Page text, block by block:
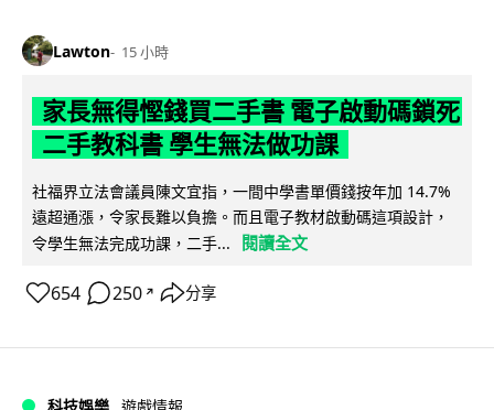
Lawton 15 小時
家長無得慳錢買二手書 電子啟動碼鎖死
二手教科書 學生無法做功課
社福界立法會議員陳文宜指，一間中學書單價錢按年加 14.7%
遠超通漲，令家長難以負擔。而且電子教材啟動碼這項設計，
令學生無法完成功課，二手...
閱讀全文
654 250 ↗ 分享